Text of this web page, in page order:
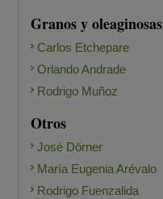
Granos y oleaginosas
Carlos Etchepare
Orlando Andrade
Rodrigo Muñoz
Otros
José Dörner
María Eugenia Arévalo
Rodrigo Fuenzalida